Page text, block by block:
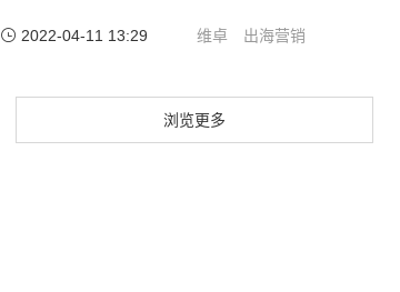
2022-04-11 13:29 维卓 出海营销
浏览更多